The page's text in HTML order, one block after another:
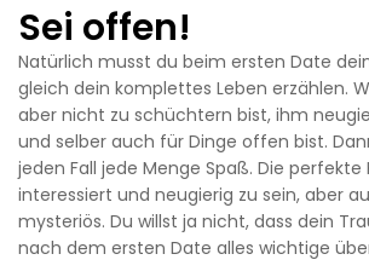
Sei offen!
Natürlich musst du beim ersten Date
gleich dein komplettes Leben erzählen.
aber nicht zu schüchtern bist, ihm
und selber auch für Dinge offen bist.
jeden Fall jede Menge Spaß. Die
interessiert und neugierig zu sein, aber
mysteriös. Du willst ja nicht, dass dein
nach dem ersten Date alles wichtige